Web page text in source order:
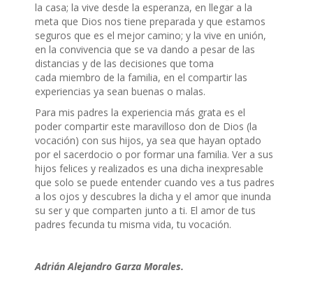
la casa; la vive desde la esperanza, en llegar a la
meta que Dios nos tiene preparada y que estamos
seguros que es el mejor camino; y la vive en unión,
en la convivencia que se va dando a pesar de las
distancias y de las decisiones que toma
cada miembro de la familia, en el compartir las
experiencias ya sean buenas o malas.
Para mis padres la experiencia más grata es el
poder compartir este maravilloso don de Dios (la
vocación) con sus hijos, ya sea que hayan optado
por el sacerdocio o por formar una familia. Ver a sus
hijos felices y realizados es una dicha inexpresable
que solo se puede entender cuando ves a tus padres
a los ojos y descubres la dicha y el amor que inunda
su ser y que comparten junto a ti. El amor de tus
padres fecunda tu misma vida, tu vocación.
Adrián Alejandro Garza Morales.